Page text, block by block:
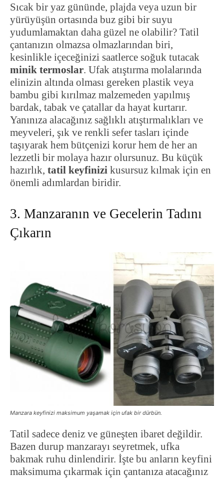
Sıcak bir yaz gününde, plajda veya uzun bir
yürüyüşün ortasında buz gibi bir suyu
yudumlamaktan daha güzel ne olabilir? Tatil
çantanızın olmazsa olmazlarından biri,
kesinlikle içeceğinizi saatlerce soğuk tutacak
minik termoslar. Ufak atıştırma molalarında
elinizin altında olması gereken plastik veya
bambu gibi kırılmaz malzemeden yapılmış
bardak, tabak ve çatallar da hayat kurtarır.
Yanınıza alacağınız sağlıklı atıştırmalıkları ve
meyveleri, şık ve renkli sefer tasları içinde
taşıyarak hem bütçenizi korur hem de her an
lezzetli bir molaya hazır olursunuz. Bu küçük
hazırlık, tatil keyfinizi kusursuz kılmak için en
önemli adımlardan biridir.
3. Manzaranın ve Gecelerin Tadını
Çıkarın
Manzara keyfinizi maksimum yaşamak için ufak bir dürbün.
Tatil sadece deniz ve güneşten ibaret değildir.
Bazen durup manzarayı seyretmek, ufka
bakmak ruhu dinlendirir. İşte bu anların keyfini
maksimuma çıkarmak için çantanıza atacağınız